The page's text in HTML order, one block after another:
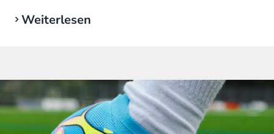
Weiterlesen